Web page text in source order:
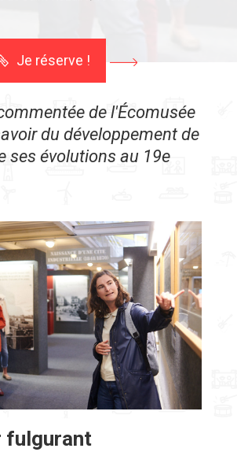
Je réserve !
de l'Écomusée
du développement de
ses évolutions au 19e
fulgurant